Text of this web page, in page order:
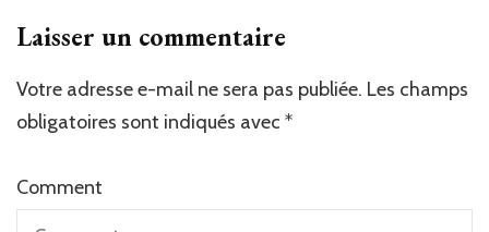
Laisser un commentaire
Votre adresse e-mail ne sera pas publiée. Les champs
obligatoires sont indiqués avec *
Comment